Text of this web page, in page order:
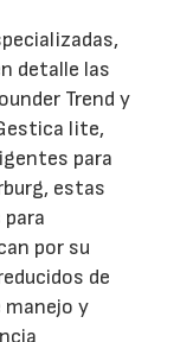
detalle las
Trend y
lite,
para
estas
por su
de
manejo y